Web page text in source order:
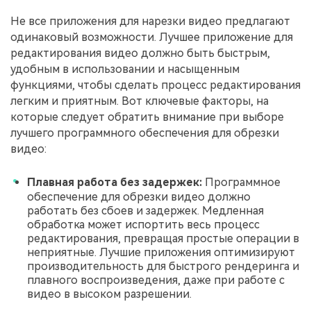
Не все приложения для нарезки видео предлагают
одинаковый возможности. Лучшее приложение для
редактирования видео должно быть быстрым,
удобным в использовании и насыщенным
функциями, чтобы сделать процесс редактирования
легким и приятным. Вот ключевые факторы, на
которые следует обратить внимание при выборе
лучшего программного обеспечения для обрезки
видео:
Плавная работа без задержек: Программное
обеспечение для обрезки видео должно
работать без сбоев и задержек. Медленная
обработка может испортить весь процесс
редактирования, превращая простые операции в
неприятные. Лучшие приложения оптимизируют
производительность для быстрого рендеринга и
плавного воспроизведения, даже при работе с
видео в высоком разрешении.